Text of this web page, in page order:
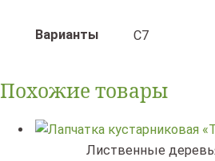
Варианты C7
Похожие товары
Лиственные